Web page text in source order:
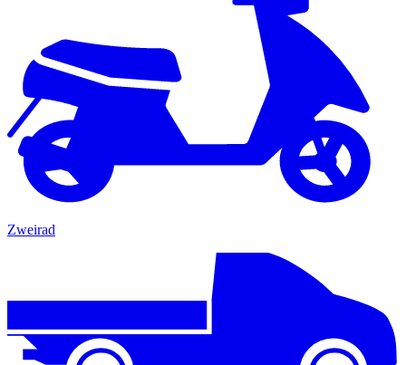
Zweirad